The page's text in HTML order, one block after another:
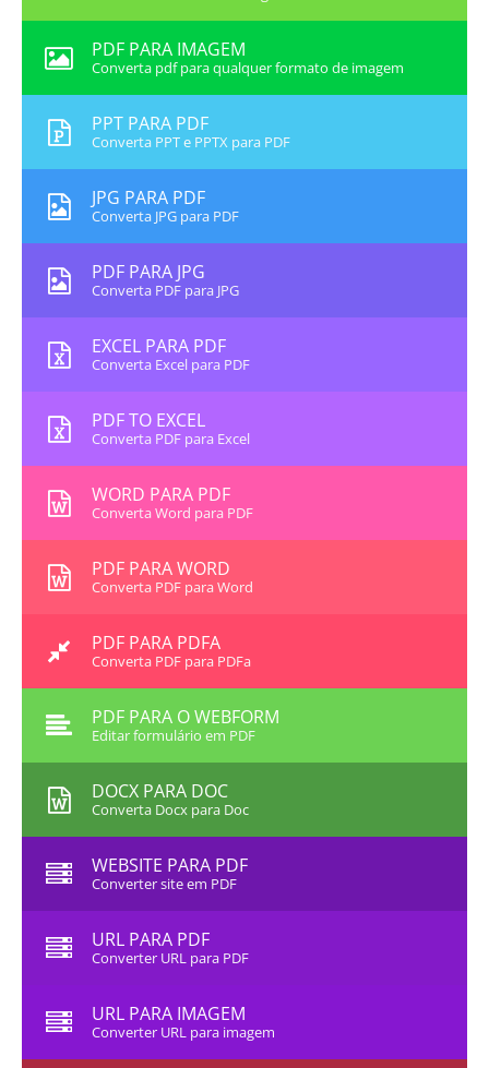
PDF PARA IMAGEM
Converta pdf para qualquer formato de imagem
PPT PARA PDF
Converta PPT e PPTX para PDF
JPG PARA PDF
Converta JPG para PDF
PDF PARA JPG
Converta PDF para JPG
EXCEL PARA PDF
Converta Excel para PDF
PDF TO EXCEL
Converta PDF para Excel
WORD PARA PDF
Converta Word para PDF
PDF PARA WORD
Converta PDF para Word
PDF PARA PDFA
Converta PDF para PDFa
PDF PARA O WEBFORM
Editar formulário em PDF
DOCX PARA DOC
Converta Docx para Doc
WEBSITE PARA PDF
Converter site em PDF
URL PARA PDF
Converter URL para PDF
URL PARA IMAGEM
Converter URL para imagem